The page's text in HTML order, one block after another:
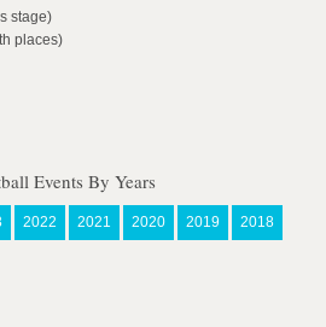
stage)
places)
Events By Years
2022 2021 2020 2019 2018